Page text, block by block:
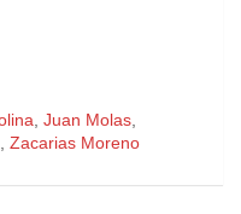
Juan Molas
Zacarias Moreno